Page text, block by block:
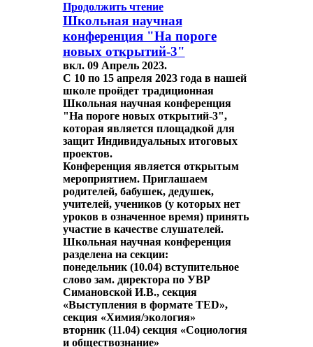
Продолжить чтение
Школьная научная
конференция "На пороге
новых открытий-3"
вкл. 09 Апрель 2023.
С 10 по 15 апреля 2023 года в нашей
школе пройдет традиционная
Школьная научная конференция
"На пороге новых открытий-3",
которая является площадкой для
защит Индивидуальных итоговых
проектов.
Конференция является открытым
мероприятием. Приглашаем
родителей, бабушек, дедушек,
учителей, учеников (у которых нет
уроков в означенное время) принять
участие в качестве слушателей.
Школьная научная конференция
разделена на секции:
понедельник (10.04) вступительное
слово зам. директора по УВР
Симановской И.В., секция
«Выступления в формате TED»,
секция «Химия/экология»
вторник (11.04) секция «Социология
и обществознание»